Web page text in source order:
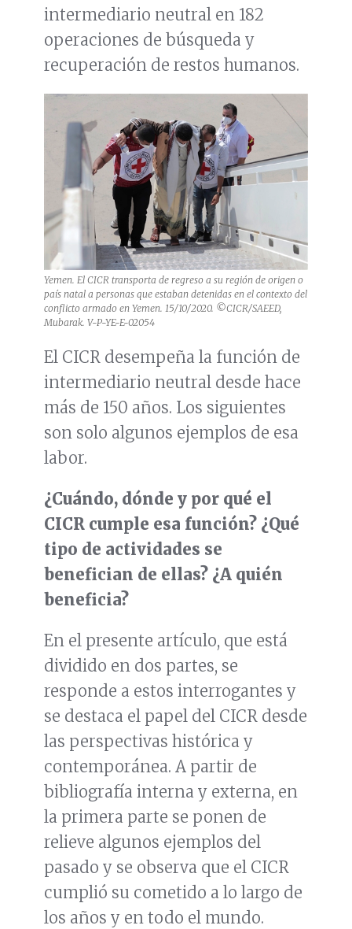
intermediario neutral en 182
operaciones de búsqueda y
recuperación de restos humanos.
Yemen. El CICR transporta de regreso a su región de origen o
país natal a personas que estaban detenidas en el contexto del
conflicto armado en Yemen. 15/10/2020. ©CICR/SAEED,
Mubarak. V-P-YE-E-02054
El CICR desempeña la función de
intermediario neutral desde hace
más de 150 años. Los siguientes
son solo algunos ejemplos de esa
labor.
¿Cuándo, dónde y por qué el
CICR cumple esa función? ¿Qué
tipo de actividades se
benefician de ellas? ¿A quién
beneficia?
En el presente artículo, que está
dividido en dos partes, se
responde a estos interrogantes y
se destaca el papel del CICR desde
las perspectivas histórica y
contemporánea. A partir de
bibliografía interna y externa, en
la primera parte se ponen de
relieve algunos ejemplos del
pasado y se observa que el CICR
cumplió su cometido a lo largo de
los años y en todo el mundo.